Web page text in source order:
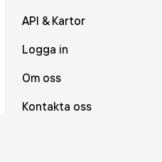
API & Kartor
Logga in
Om oss
Kontakta oss